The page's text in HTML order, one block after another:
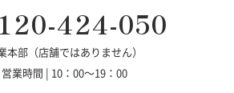
424-050
本部（店舗ではありません）
営業時間 | 10：00～19：00